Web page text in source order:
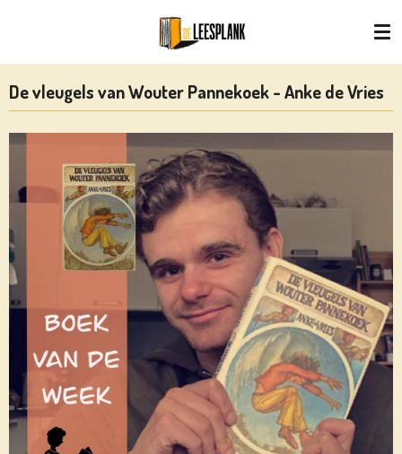
naar
de
hoofdinhoud
De vleugels van Wouter Pannekoek - Anke de Vries